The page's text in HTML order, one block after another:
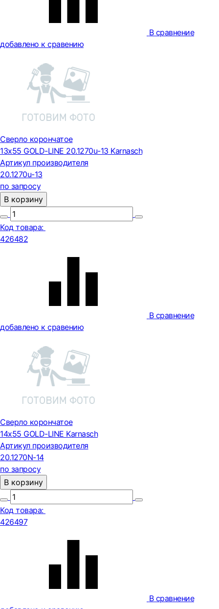
В сравнение
добавлено к сравению
Сверло корончатое
13х55 GOLD-LINE 20.1270u-13 Karnasch
Артикул производителя
20.1270u-13
по запросу
В корзину
Код товара:
426482
В сравнение
добавлено к сравению
Сверло корончатое
14х55 GOLD-LINE Karnasch
Артикул производителя
20.1270N-14
по запросу
В корзину
Код товара:
426497
В сравнение